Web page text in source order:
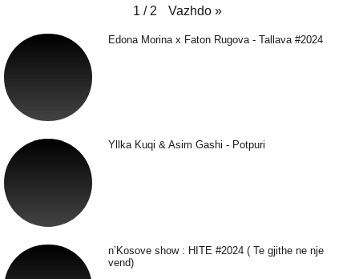
1 / 2 Vazhdo »
Edona Morina x Faton Rugova - Tallava #2024
Yllka Kuqi & Asim Gashi - Potpuri
n’Kosove show : HITE #2024 ( Te gjithe ne nje
vend)